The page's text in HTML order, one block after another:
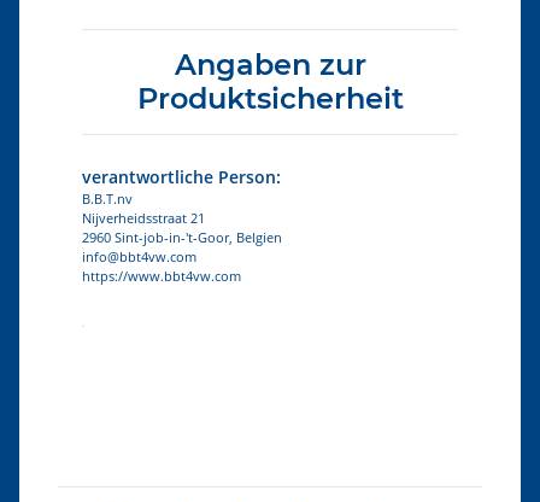
Angaben zur
Produktsicherheit
verantwortliche Person:
B.B.T.nv
Nijverheidsstraat 21
2960 Sint-job-in-'t-Goor, Belgien
info@bbt4vw.com
https://www.bbt4vw.com